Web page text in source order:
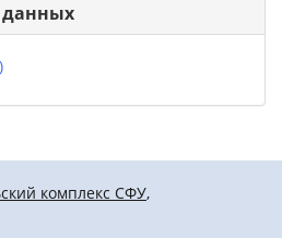
комплекс СФУ,